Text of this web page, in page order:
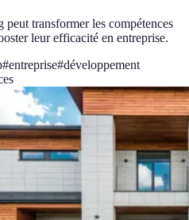
transformer les compétences
leur efficacité en entreprise.
#entreprise#développement